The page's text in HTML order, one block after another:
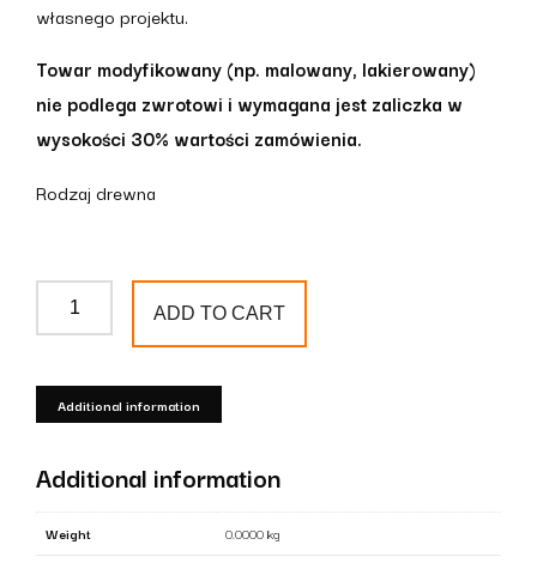
własnego projektu.
Towar modyfikowany (np. malowany, lakierowany)
nie podlega zwrotowi i wymagana jest zaliczka w
wysokości 30% wartości zamówienia.
Rodzaj drewna
Tralka
quantity
ADD TO CART
Additional information
Additional information
Weight 0.0000 kg